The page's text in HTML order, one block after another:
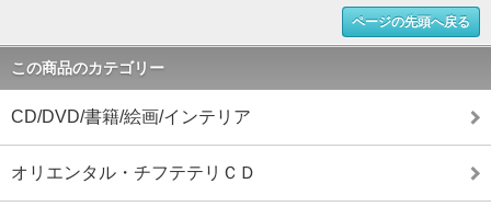
ページの先頭へ戻る
この商品のカテゴリー
CD/DVD/書籍/絵画/インテリア
オリエンタル・チフテテリＣＤ